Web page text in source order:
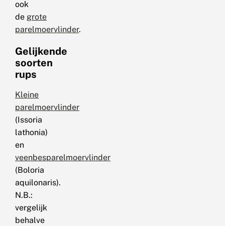
ook
de grote
parelmoervlinder.
Gelijkende
soorten
rups
Kleine
parelmoervlinder
(Issoria
lathonia)
en
veenbesparelmoervlinder
(Boloria
aquilonaris).
N.B.:
vergelijk
behalve